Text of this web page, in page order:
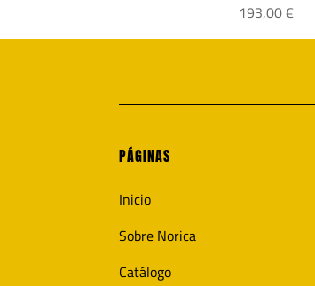
193,00€
PÁGINAS
Inicio
Sobre Norica
Catálogo